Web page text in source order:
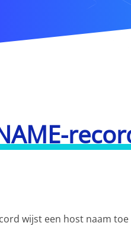
wijst een host naam